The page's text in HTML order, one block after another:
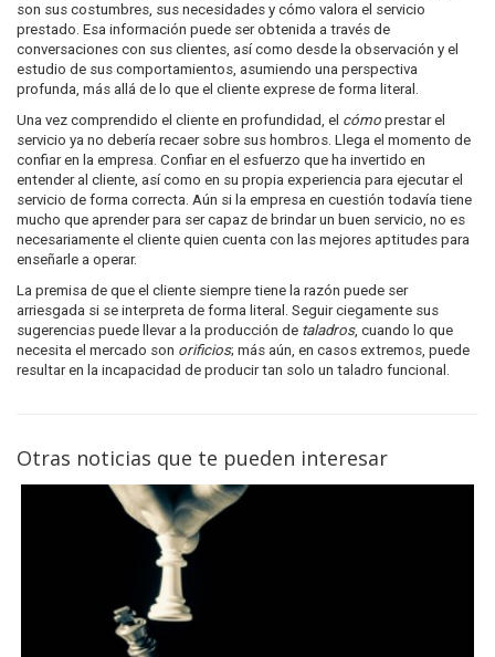
son sus costumbres, sus necesidades y cómo valora el servicio
prestado. Esa información puede ser obtenida a través de
conversaciones con sus clientes, así como desde la observación y el
estudio de sus comportamientos, asumiendo una perspectiva
profunda, más allá de lo que el cliente exprese de forma literal.
Una vez comprendido el cliente en profundidad, el cómo prestar el
servicio ya no debería recaer sobre sus hombros. Llega el momento de
confiar en la empresa. Confiar en el esfuerzo que ha invertido en
entender al cliente, así como en su propia experiencia para ejecutar el
servicio de forma correcta. Aún si la empresa en cuestión todavía tiene
mucho que aprender para ser capaz de brindar un buen servicio, no es
necesariamente el cliente quien cuenta con las mejores aptitudes para
enseñarle a operar.
La premisa de que el cliente siempre tiene la razón puede ser
arriesgada si se interpreta de forma literal. Seguir ciegamente sus
sugerencias puede llevar a la producción de taladros, cuando lo que
necesita el mercado son orificios; más aún, en casos extremos, puede
resultar en la incapacidad de producir tan solo un taladro funcional.
Otras noticias que te pueden interesar